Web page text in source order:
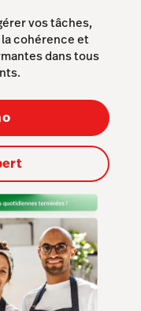
vos tâches,
cohérence et
dans tous